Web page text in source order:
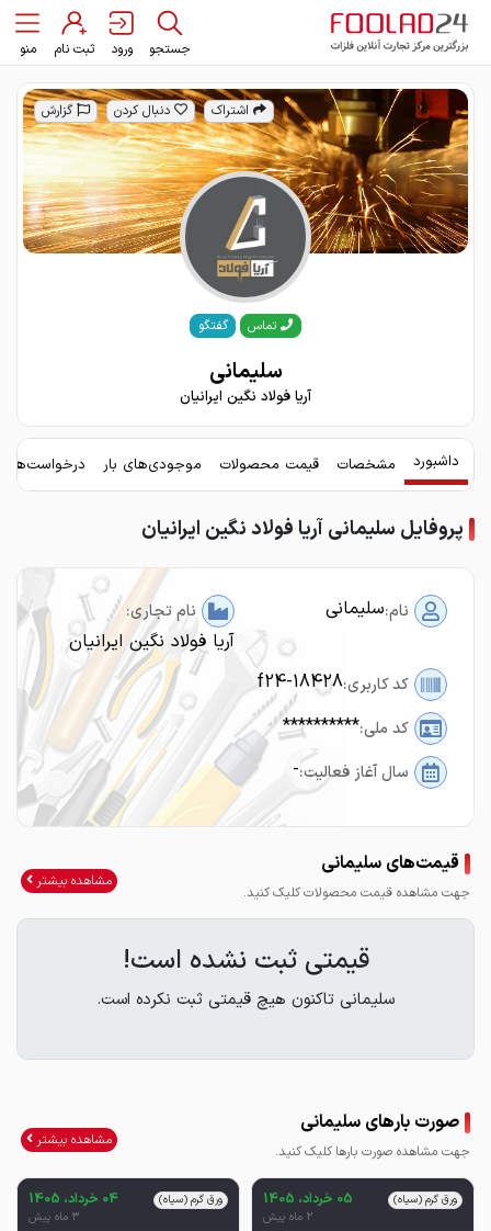
جستجو ورود ثبت نام منو
اشتراک دنبال کردن گزارش
تماس گفتگو
سلیمانی
آریا فولاد نگین ایرانیان
داشبورد مشخصات قیمت محصولات موجودی‌های بار
پروفایل سلیمانی آریا فولاد نگین ایرانیان
نام:سلیمانی نام تجاری:
آریا فولاد نگین ایرانیان
کد کاربری:f24-18428
کد ملی:**********
سال آغاز فعالیت:-
قیمت‌های سلیمانی
جهت مشاهده قیمت محصولات کلیک کنید.
مشاهده بیشتر
قیمتی ثبت نشده است!
سلیمانی تاکنون هیچ قیمتی ثبت نکرده است.
صورت بارهای سلیمانی
جهت مشاهده صورت بارها کلیک کنید.
مشاهده بیشتر
ورق گرم (سیاه) 05 خرداد، 1405
2 ماه پیش
ورق گرم (سیاه) 04 خرداد، 1405
3 ماه پیش